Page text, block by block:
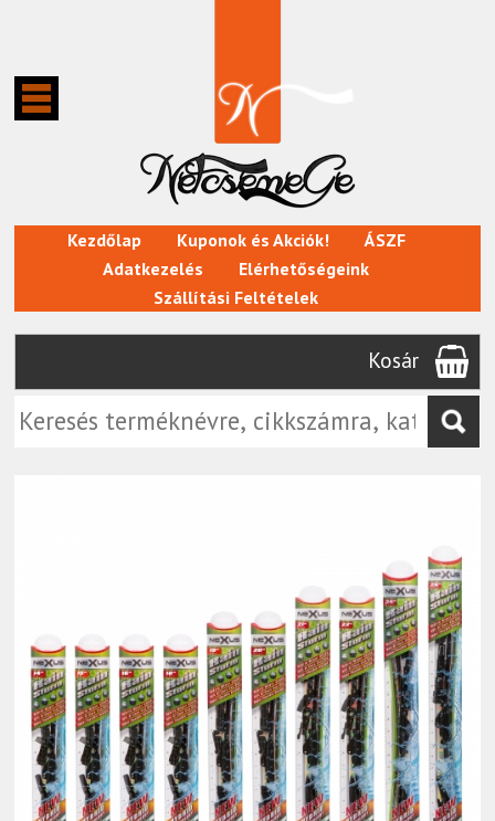
Kezdőlap Kuponok és Akciók!
ÁSZF
Adatkezelés
Elérhetőségeink
Szállítási Feltételek
Kosár